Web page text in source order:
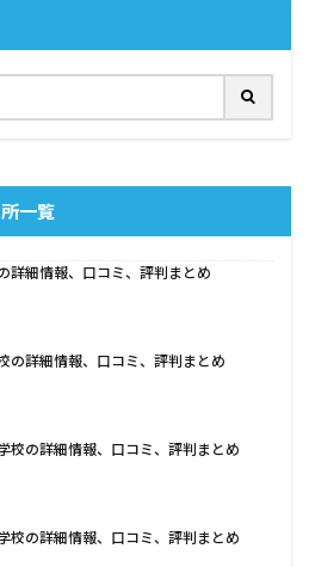
一覧
詳細情報、口コミ、評判まとめ
の詳細情報、口コミ、評判まとめ
校の詳細情報、口コミ、評判まとめ
校の詳細情報、口コミ、評判まとめ